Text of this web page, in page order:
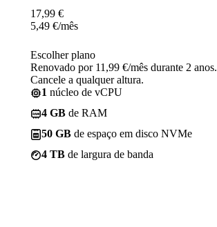
17,99 €
5,49 €/mês
Escolher plano
Renovado por 11,99 €/mês durante 2 anos.
Cancele a qualquer altura.
1 núcleo de vCPU
4 GB de RAM
50 GB de espaço em disco NVMe
4 TB de largura de banda